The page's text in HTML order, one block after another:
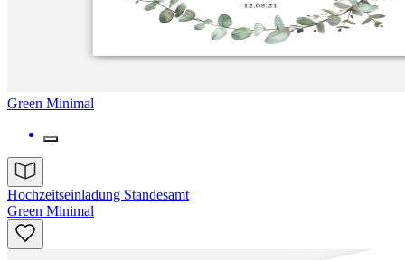
Green Minimal
Hochzeitseinladung Standesamt
Green Minimal